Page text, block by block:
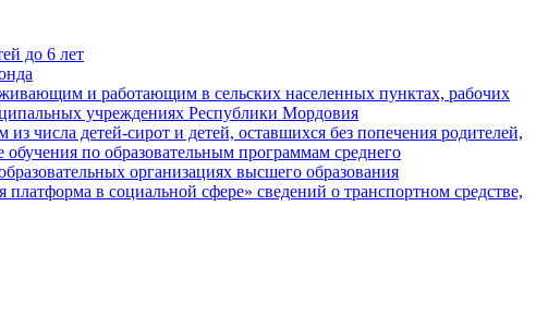
до 6 лет
и работающим в сельских населенных пунктах, рабочих
учреждениях Республики Мордовия
числа детей-сирот и детей, оставшихся без попечения родителей,
по образовательным программам среднего
организациях высшего образования
в социальной сфере» сведений о транспортном средстве,